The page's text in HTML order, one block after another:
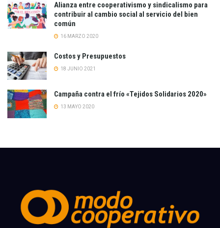
Alianza entre cooperativismo y sindicalismo para
contribuir al cambio social al servicio del bien
común
16 MARZO 2020
Costos y Presupuestos
18 JUNIO 2021
Campaña contra el frío «Tejidos Solidarios 2020»
13 MAYO 2020